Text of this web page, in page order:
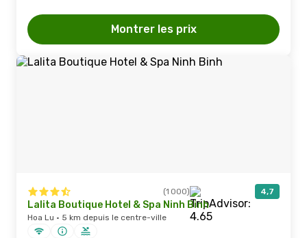
Montrer les prix
(1 000) 4,7
Lalita Boutique Hotel & Spa Ninh Binh
Hoa Lu · 5 km depuis le centre-ville